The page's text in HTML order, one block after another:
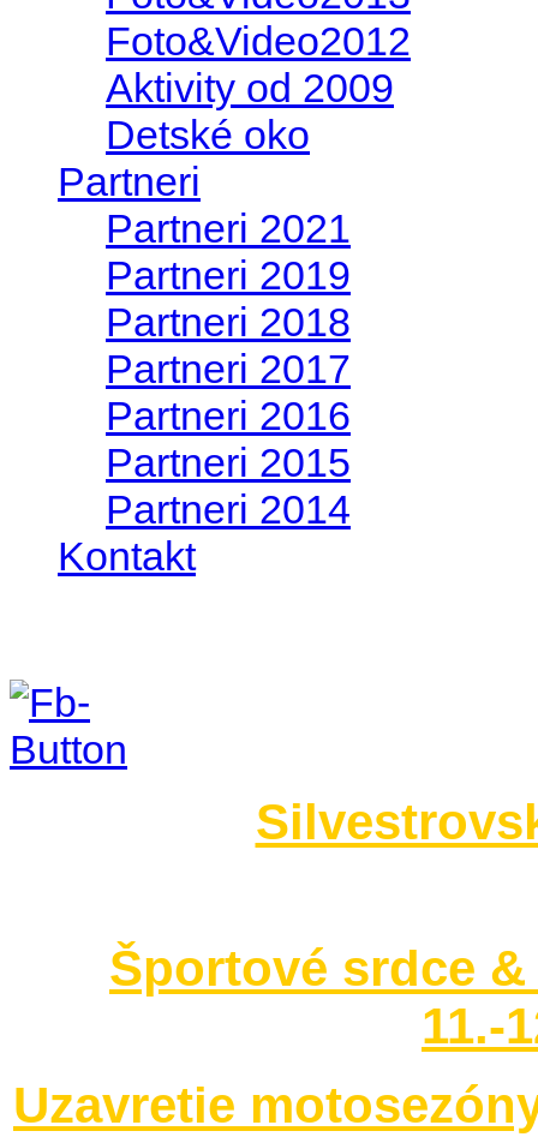
Foto&Video2012
Aktivity od 2009
Detské oko
Partneri
Partneri 2021
Partneri 2019
Partneri 2018
Partneri 2017
Partneri 2016
Partneri 2015
Partneri 2014
Kontakt
Športové srdce
11.-
Uzavretie